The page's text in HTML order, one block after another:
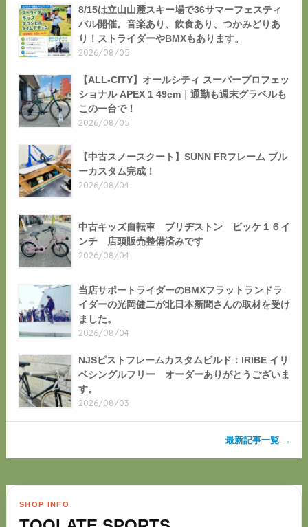
8/15は立山山麓スキー場で36サマーフェスティ
バル開催。音楽あり、飲食あり、つかみどりあ
り！ストライダーやBMXもあります。
2026/08/05
【ALL-CITY】オールシティ スーパープロフェッ
ショナル APEX 1 49cm｜通勤も週末グラベルも
この一台で！
2026/08/05
【中古スノースクート】SUNN FRフレーム ブル
ーカスタム完成！
2026/08/04
中古キッズ自転車 ブリヂストン ビッケ１６イ
ンチ 店頭販売整備済みです
2026/08/04
当店サポートライダーのBMXフラットランドラ
イダーの光岡健二が北日本新聞さんの取材を受け
ました。
2026/08/04
NJSピストフレームカスタムビルド：IRIBE イリ
ベシングルフリー オーダーありがとうございま
す。
2026/08/03
最新記事一覧 →
SHOP INFO